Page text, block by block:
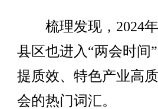
梳理发现，2024年
县区也进入“两会时间
提质效、特色产业高
会的热门词汇。